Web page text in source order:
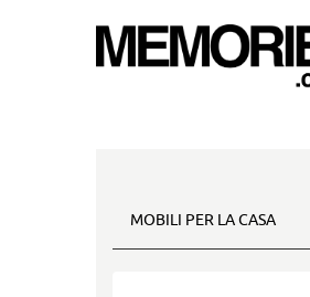
MOBILI PER LA CASA